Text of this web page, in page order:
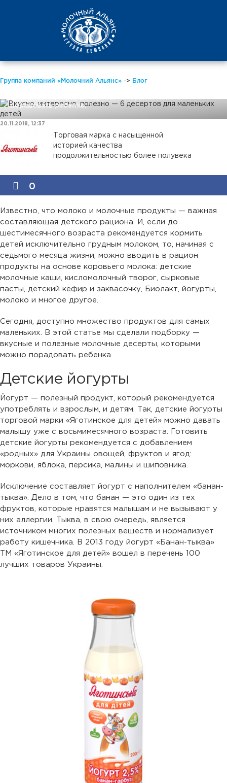
Группа компаний «Молочний Альянс» -> Блог
Вкусно, интересно,
полезно — 6 десертов
для маленьких детей
наполнителями, молочные коктейли и смузи, детские
порадовать ребенка.
20.11.2018, 12:37
Торговая марка с насыщенной
историей качества
продолжительностью более полувека
0
Известно, что молоко и молочные продукты — важная
составляющая детского рациона. И, если до
шестимесячного возраста рекомендуется кормить
детей исключительно грудным молоком, то, начиная с
седьмого месяца жизни, можно вводить в рацион
продукты на основе коровьего молока: детские
молочные каши, кисломолочный творог, сырковые
пасты, детский кефир и заквасочку, Биолакт, йогурты,
молоко и многое другое.
Сегодня, доступно множество продуктов для самых
маленьких. В этой статье мы сделали подборку —
вкусные и полезные молочные десерты, которыми
можно порадовать ребенка.
Детские йогурты
Йогурт — полезный продукт, который рекомендуется
употреблять и взрослым, и детям. Так, детские йогурты
торговой марки «Яготинское для детей» можно давать
малышу уже с восьмимесячного возраста. Готовить
детские йогурты рекомендуется с добавлением
«родных» для Украины овощей, фруктов и ягод:
моркови, яблока, персика, малины и шиповника.
Исключение составляет йогурт с наполнителем «банан-
тыква». Дело в том, что банан — это один из тех
фруктов, которые нравятся малышам и не вызывают у
них аллергии. Тыква, в свою очередь, является
источником многих полезных веществ и нормализует
работу кишечника. В 2013 году йогурт «Банан-тыква»
ТМ «Яготинское для детей» вошел в перечень 100
лучших товаров Украины.